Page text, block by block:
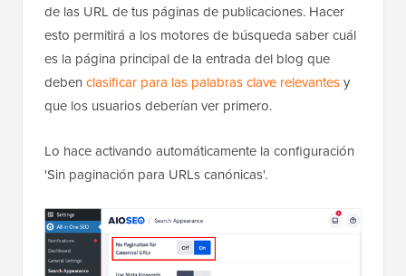
de las URL de tus páginas de publicaciones. Hacer
esto permitirá a los motores de búsqueda saber cuál
es la página principal de la entrada del blog que
deben clasificar para las palabras clave relevantesy
que los usuarios deberían ver primero.
Lo hace activando automáticamente la configuración
'Sin paginación para URLs canónicas'.